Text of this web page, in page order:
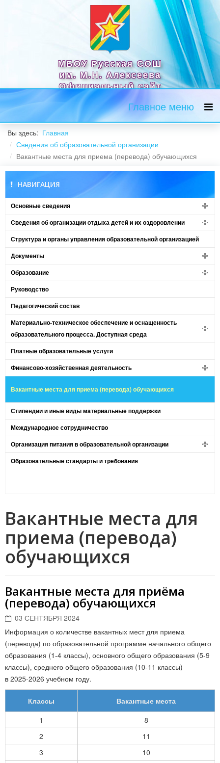
МБОУ Русская СОШ
им. М.Н. Алексеева
Официальный сайт
Главное меню
Вы здесь: Главная
Сведения об образовательной организации
Вакантные места для приема (перевода) обучающихся
НАВИГАЦИЯ
Основные сведения
Сведения об организации отдыха детей и их оздоровлении
Структура и органы управления образовательной организацией
Документы
Образование
Руководство
Педагогический состав
Материально-техническое обеспечение и оснащенность
образовательного процесса. Доступная среда
Платные образовательные услуги
Финансово-хозяйственная деятельность
Вакантные места для приема (перевода) обучающихся
Стипендии и иные виды материальные поддержки
Международное сотрудничество
Организация питания в образовательной организации
Образовательные стандарты и требования
Вакантные места для
приема (перевода)
обучающихся
Вакантные места для приёма
(перевода) обучающихся
03 СЕНТЯБРЯ 2024
Информация о количестве вакантных мест для приема
(перевода) по образовательной программе начального общего
образования (1-4 классы), основного общего образования (5-9
классы), среднего общего образования (10-11 классы)
в 2025-2026 учебном году.
Классы
Вакантные места
1
8
2
11
3
10